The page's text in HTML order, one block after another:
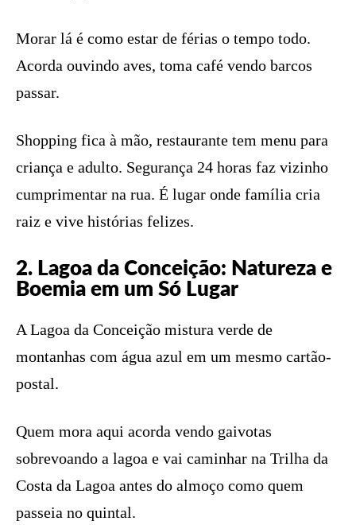
Morar lá é como estar de férias o tempo todo.
Acorda ouvindo aves, toma café vendo barcos
passar.
Shopping fica à mão, restaurante tem menu para
criança e adulto. Segurança 24 horas faz vizinho
cumprimentar na rua. É lugar onde família cria
raiz e vive histórias felizes.
2. Lagoa da Conceição: Natureza e
Boemia em um Só Lugar
A Lagoa da Conceição mistura verde de
montanhas com água azul em um mesmo cartão-
postal.
Quem mora aqui acorda vendo gaivotas
sobrevoando a lagoa e vai caminhar na Trilha da
Costa da Lagoa antes do almoço como quem
passeia no quintal.